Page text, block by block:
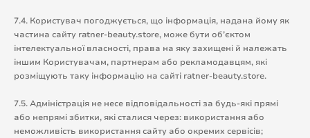
7.4. Користувач погоджується, що інформація, надана йому як
частина сайту ratner-beauty.store, може бути об’єктом
інтелектуальної власності, права на яку захищені й належать
іншим Користувачам, партнерам або рекламодавцям, які
розміщують таку інформацію на сайті ratner-beauty.store.
7.5. Адміністрація не несе відповідальності за будь-які прямі
або непрямі збитки, які сталися через: використання або
неможливість використання сайту або окремих сервісів;